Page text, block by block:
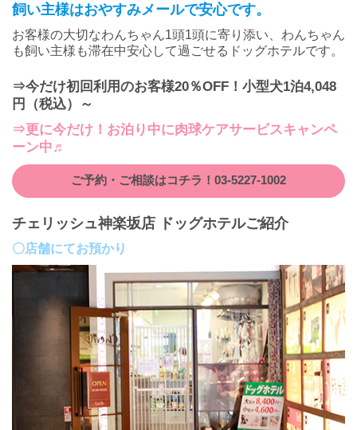
飼い主様はおやすみメールで安心です。
お客様の大切なわんちゃん1頭1頭に寄り添い、わんちゃん
も飼い主様も滞在中安心して過ごせるドッグホテルです。
⇒今だけ初回利用のお客様20％OFF！小型犬1泊4,048
円（税込）～
⇒更に今だけ！お泊り中に肉球ケアサービスキャンペ
ーン中♬
ご予約・ご相談はコチラ！03-5227-1002
チェリッシュ神楽坂店 ドッグホテルご紹介
〇店舗にてお預かり